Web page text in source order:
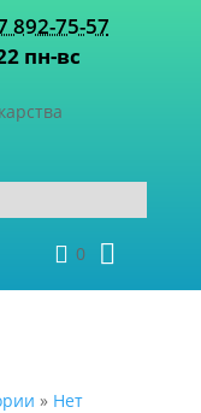
892-75-57
пн-вс
0
» Нет